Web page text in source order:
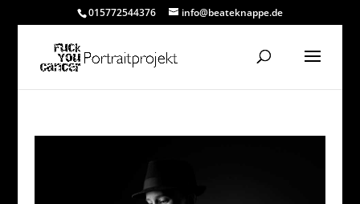
015772544376 info@beateknappe.de